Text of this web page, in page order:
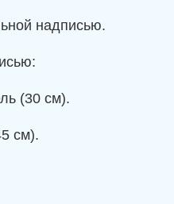
надписью.
(30 см).
см).